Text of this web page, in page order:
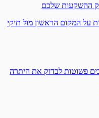
ההשקעות שלכם
על המקום הראשון מול תיקי
יתרה בקרן השתלמות: 6 דרכים פשוטות לבדוק את היתרה